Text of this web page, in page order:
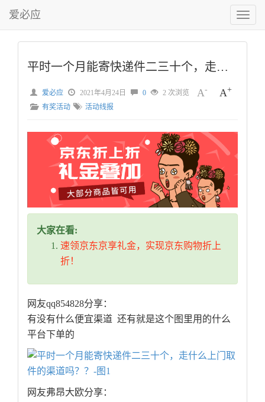
切
换
菜
爱必应
平时一个月能寄快递件二三十个，走什么上门取件的渠道吗？？
A- A+
爱必应 2021年4月24日 0
2 次浏览
有奖活动
活动线报
大家在看:
速领京东京享礼金，实现京东购物折上
折！
网友qq854828分享：
有没有什么便宜渠道 还有就是这个图里用的什么
平台下单的
网友弗昂大欧分享：